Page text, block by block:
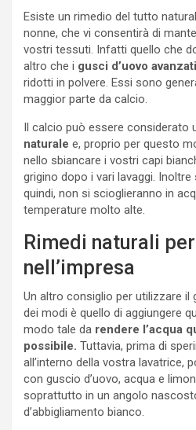
Esiste un rimedio del tutto
nonne, che vi consentirà di
vostri tessuti. Infatti quello che
altro che i gusci d’uovo avanzati
ridotti in polvere. Essi sono
maggior parte da calcio.
Il calcio può essere considerato
naturale e, proprio per questo
nello sbiancare i vostri capi
grigino dopo i vari lavaggi.
quindi, non si scioglieranno in
temperature molto alte.
Rimedi naturali
nell’impresa
Un altro consiglio per utilizzare il
dei modi è quello di aggiungere
modo tale da rendere l’acqua
possibile. Tuttavia, prima di
all’interno della vostra lavatrice,
con guscio d’uovo, acqua e
soprattutto in un angolo
d’abbigliamento bianco.